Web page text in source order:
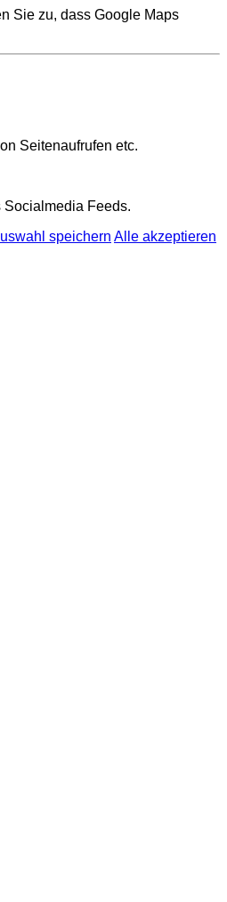
Sie zu, dass Google Maps
Seitenaufrufen etc.
Feeds.
speichern Alle akzeptieren